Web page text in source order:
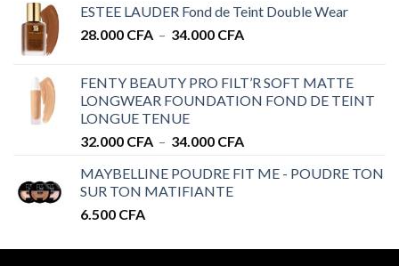
prix :
28.000 CFA
ESTEE LAUDER Fond de Teint Double Wear
28.000 CFA – 34.000 CFA
28.000 CFA
à
FENTY BEAUTY PRO FILT’R SOFT MATTE
LONGWEAR FOUNDATION FOND DE TEINT
LONGUE TENUE
32.000 CFA – 34.000 CFA
prix :
MAYBELLINE POUDRE FIT ME - POUDRE TON
SUR TON MATIFIANTE
6.500 CFA